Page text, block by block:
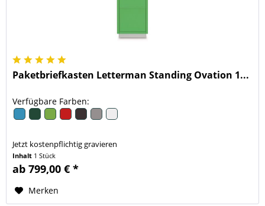
Paketbriefkasten Letterman Standing Ovation 1...
Verfügbare Farben:
Jetzt kostenpflichtig gravieren
Inhalt 1 Stück
ab 799,00 € *
Merken